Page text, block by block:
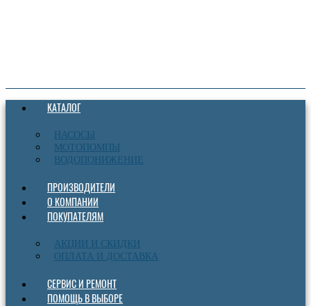
КАТАЛОГ
НАСОСЫ
МОТОПОМПЫ
ВОДОПОНИЖЕНИЕ
ПРОИЗВОДИТЕЛИ
О КОМПАНИИ
ПОКУПАТЕЛЯМ
АКЦИИ И СКИДКИ
ОПЛАТА И ДОСТАВКА
СЕРВИС И РЕМОНТ
ПОМОЩЬ В ВЫБОРЕ